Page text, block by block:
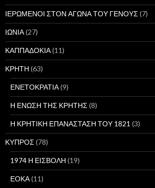
ΙΕΡΩΜΕΝΟΙ ΣΤΟΝ ΑΓΩΝΑ ΤΟΥ ΓΕΝΟΥΣ (7)
ΙΩΝΙΑ(27)
ΚΑΠΠΑΔΟΚΙΑ(11)
ΚΡΗΤΗ (63)
ΕΝΕΤΟΚΡΑΤΙΑ(9)
Η ΕΝΩΣΗ ΤΗΣ ΚΡΗΤΗΣ (8)
Η ΚΡΗΤΙΚΗ ΕΠΑΝΑΣΤΑΣΗ ΤΟΥ 1821 (3)
ΚΥΠΡΟΣ (78)
1974 Η ΕΙΣΒΟΛΗ (19)
ΕΟΚΑ(11)